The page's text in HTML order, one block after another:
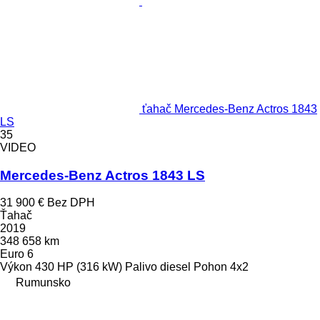
ťahač Mercedes-Benz Actros 1843
LS
35
VIDEO
Mercedes-Benz Actros 1843 LS
31 900 € Bez DPH
Ťahač
2019
348 658 km
Euro 6
Výkon 430 HP (316 kW) Palivo diesel Pohon 4x2
Rumunsko